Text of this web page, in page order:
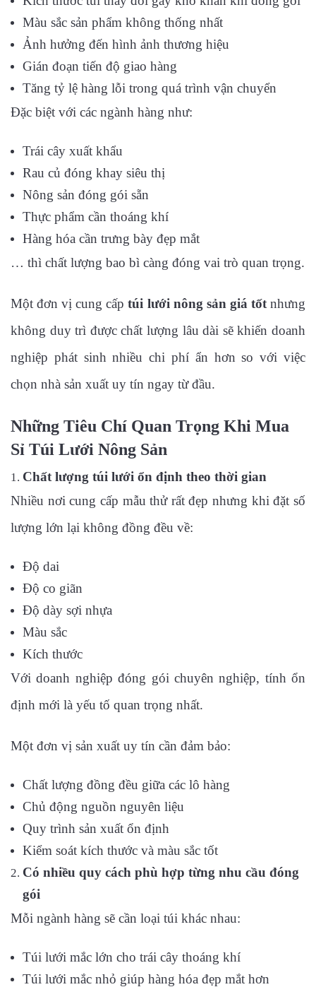
Màu sắc sản phẩm không thống nhất
Ảnh hưởng đến hình ảnh thương hiệu
Gián đoạn tiến độ giao hàng
Tăng tỷ lệ hàng lỗi trong quá trình vận chuyển
Đặc biệt với các ngành hàng như:
Trái cây xuất khẩu
Rau củ đóng khay siêu thị
Nông sản đóng gói sẵn
Thực phẩm cần thoáng khí
Hàng hóa cần trưng bày đẹp mắt
… thì chất lượng bao bì càng đóng vai trò quan trọng.
Một đơn vị cung cấptúi lưới nông sản giá tốtnhưng
không duy trì được chất lượng lâu dài sẽ khiến doanh
nghiệp phát sinh nhiều chi phí ẩn hơn so với việc
chọn nhà sản xuất uy tín ngay từ đầu.
Những Tiêu Chí Quan Trọng Khi Mua
Sỉ Túi Lưới Nông Sản
Chất lượng túi lưới ổn định theo thời gian
Nhiều nơi cung cấp mẫu thử rất đẹp nhưng khi đặt số
lượng lớn lại không đồng đều về:
Độ dai
Độ co giãn
Độ dày sợi nhựa
Màu sắc
Kích thước
Với doanh nghiệp đóng gói chuyên nghiệp, tính ổn
định mới là yếu tố quan trọng nhất.
Một đơn vị sản xuất uy tín cần đảm bảo:
Chất lượng đồng đều giữa các lô hàng
Chủ động nguồn nguyên liệu
Quy trình sản xuất ổn định
Kiểm soát kích thước và màu sắc tốt
Có nhiều quy cách phù hợp từng nhu cầu đóng
gói
Mỗi ngành hàng sẽ cần loại túi khác nhau:
Túi lưới mắc lớn cho trái cây thoáng khí
Túi lưới mắc nhỏ giúp hàng hóa đẹp mắt hơn